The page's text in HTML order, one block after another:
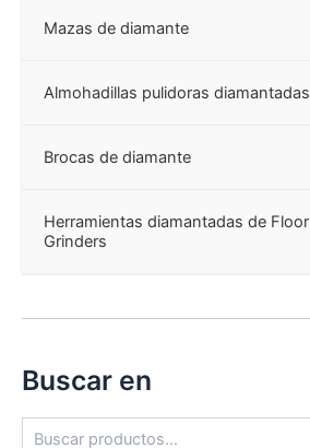
Mazas de diamante
Almohadillas pulidoras diamantadas
Brocas de diamante
Herramientas diamantadas de Floor
Grinders
Buscar en